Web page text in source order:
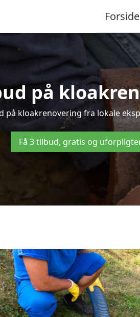
Forside
på
på kloakrenovering fra lokale
Få 3 tilbud, gratis og